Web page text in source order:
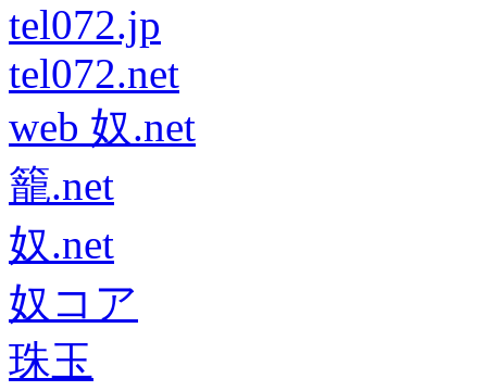
tel072.jp
tel072.net
web 奴.net
籠.net
奴.net
奴コア
珠玉